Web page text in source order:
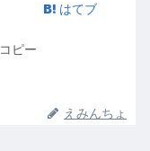
はてブ
コピー
えみんちょ